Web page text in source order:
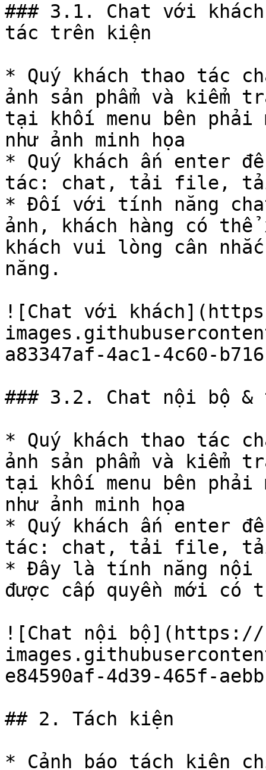
### 3.1. Chat với
tác trên kiện
* Quý khách thao
ảnh sản phẩm và
tại khối menu bên
như ảnh minh họa
* Quý khách ấn enter
tác: chat, tải file, tải
* Đối với tính năng
ảnh, khách hàng có thể
khách vui lòng cân
năng.
![Chat với
a83347af-4ac1-4c60-
### 3.2. Chat nội bộ
* Quý khách thao
ảnh sản phẩm và
tại khối menu bên
như ảnh minh họa
* Quý khách ấn enter
tác: chat, tải file, tải
* Đây là tính năng nội
được cấp quyền mới có
![Chat nội bộ](https://
e84590af-4d39-465f-
## 2. Tách kiện
* Cảnh báo tách kiện